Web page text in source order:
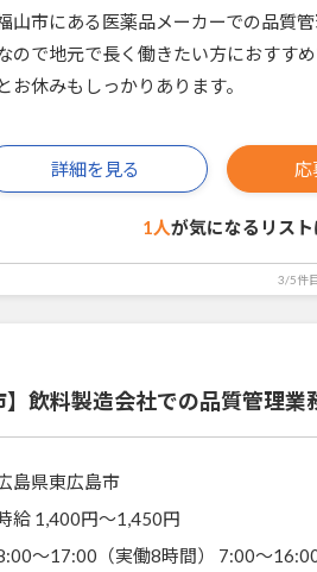
山市にある医薬品メーカーでの品質
ので地元で長く働きたい方におすす
とお休みもしっかりあります。
詳細を見る 応
1人が気になるリスト
3/5件
】飲料製造会社での品質管理業
島県東広島市
給 1,400円〜1,450円
～17:00（実働8時間） 7:00～